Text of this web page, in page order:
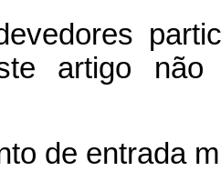
artigo
de entrada